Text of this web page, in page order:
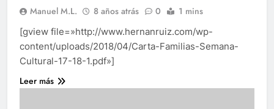
Manuel M.L. 8 años atrás 0 1 mins
[gview file=»http://www.hernanruiz.com/wp-
content/uploads/2018/04/Carta-Familias-Semana-
Cultural-17-18-1.pdf»]
Leer más